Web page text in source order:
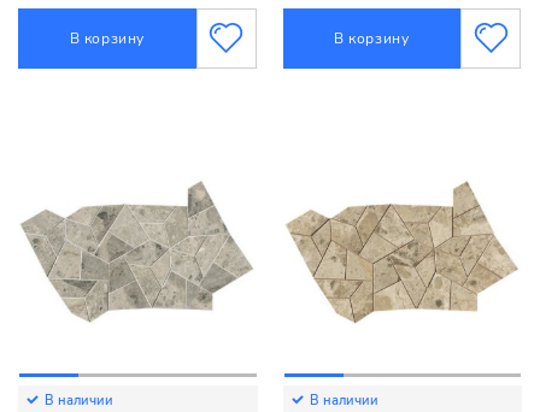
В корзину В корзину
В наличии В наличии